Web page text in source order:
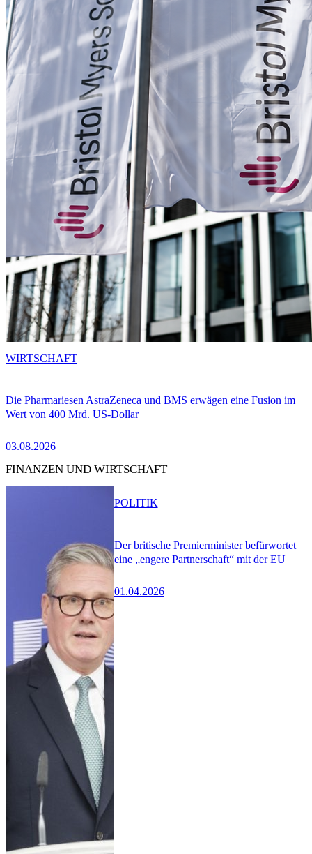
Die Pharmariesen AstraZeneca und BMS erwägen eine Fusion im
Wert von 400 Mrd. US-Dollar
03.08.2026
WIRTSCHAFT
FINANZEN UND WIRTSCHAFT
Der britische Premierminister befürwortet
eine „engere Partnerschaft“ mit der EU
01.04.2026
POLITIK